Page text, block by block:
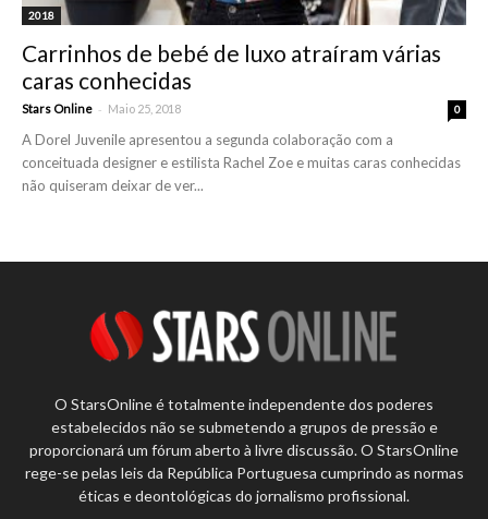
2018
Carrinhos de bebé de luxo atraíram várias
caras conhecidas
Stars Online - Maio 25, 2018 0
A Dorel Juvenile apresentou a segunda colaboração com a
conceituada designer e estilista Rachel Zoe e muitas caras conhecidas
não quiseram deixar de ver...
O StarsOnline é totalmente independente dos poderes
estabelecidos não se submetendo a grupos de pressão e
proporcionará um fórum aberto à livre discussão. O StarsOnline
rege-se pelas leis da República Portuguesa cumprindo as normas
éticas e deontológicas do jornalismo profissional.